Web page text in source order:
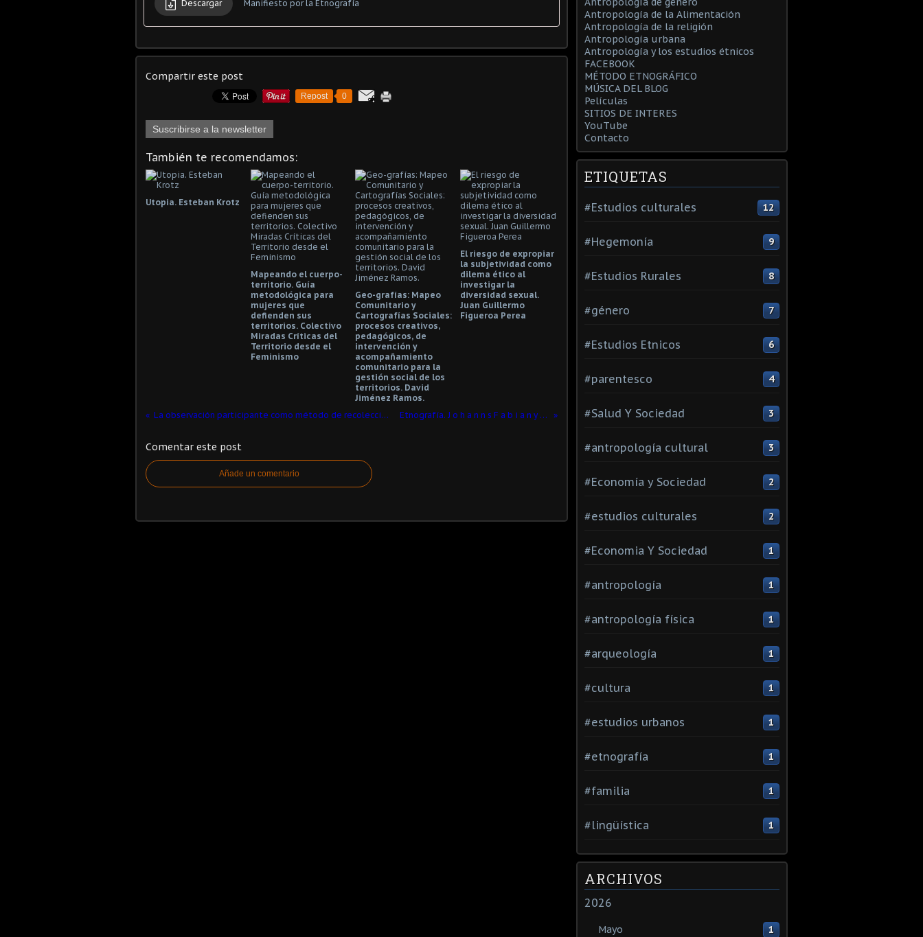
Descargar Manifiesto por la Etnografía
Compartir este post
Repost 0
Suscribirse a la newsletter
También te recomendamos:
Utopia. Esteban Krotz
Mapeando el cuerpo-
territorio. Guía
metodológica para
mujeres que
defienden sus
territorios. Colectivo
Miradas Críticas del
Territorio desde el
Feminismo
Geo-grafías: Mapeo
Comunitario y
Cartografías Sociales:
procesos creativos,
pedagógicos, de
intervención y
acompañamiento
comunitario para la
gestión social de los
territorios. David
Jiménez Ramos.
El riesgo de expropiar
la subjetividad como
dilema ético al
investigar la
diversidad sexual.
Juan Guillermo
Figueroa Perea
La observación participante como método de recolección de datos. Bárbara B. Kawulich Etnografía. J o h a n n s F a b i a n y V i n c e n t de R o o i j
Comentar este post
Añade un comentario
Antropología de la Alimentación
Antropología de la religión
Antropología urbana
Antropología y los estudios étnicos
FACEBOOK
MÉTODO ETNOGRÁFICO
MÚSICA DEL BLOG
Películas
SITIOS DE INTERES
YouTube
Contacto
ETIQUETAS
#Estudios culturales 12
#Hegemonía 9
#Estudios Rurales 8
#género 7
#Estudios Etnicos 6
#parentesco 4
#Salud Y Sociedad 3
#antropología cultural 3
#Economía y Sociedad 2
#estudios culturales 2
#Economia Y Sociedad 1
#antropología 1
#antropología física 1
#arqueología 1
#cultura 1
#estudios urbanos 1
#etnografía 1
#familia 1
#lingüística 1
ARCHIVOS
2026
Mayo 1